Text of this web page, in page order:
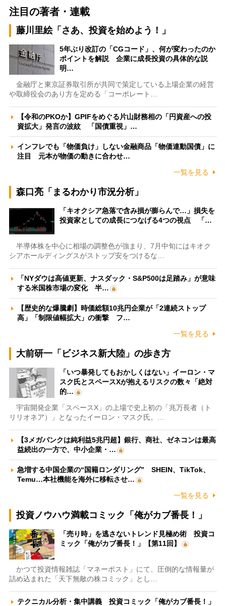
注目の著者・連載
藤川里絵「さあ、投資を始めよう！」
5年ぶり改訂の「CGコード」、何が変わったのか
ポイントを解説 企業に成長投資の具体的な説
明…
金融庁と東京証券取引所が共同で策定している上場企業の経営
や取締役会のあり方を定める「コーポレート…
【令和のPKOか】GPIFをめぐる片山財務相の「円資産への投
資拡大」発言の波紋 「国債重視」…
インフレでも「物価負け」しない金融商品「物価連動国債」に
注目 元本が物価の動きに合わせ…
一覧を見る
森口亮「まるわかり市況分析」
「キオクシア急落で含み損が膨らんで…」損失を
投資家としての成長につなげる4つの視点 「…
半導体株を中心に相場の調整色が強まり、7月中旬にはキオク
シアホールディングスがストップ安をつけるな…
「NYダウは高値更新、ナスダック・S&P500は足踏み」が意味
する米国株市場の変化 半…
【歴史的な爆騰劇】時価総額10兆円企業が「2連続ストップ
高」「制限値幅拡大」の衝撃 フ…
一覧を見る
大前研一「ビジネス新大陸」の歩き方
「いつ暴発してもおかしくはない」イーロン・マ
スク氏とスペースXが抱えるリスクの数々「絶対
的…
宇宙開発企業「スペースX」の上場で史上初の「兆万長者（ト
リリオネア）」となったイーロン・マスク氏。…
【3メガバンクは純利益5兆円超】銀行、商社、ゼネコンは最高
益続出の一方で、中小企業・…
急増する中国企業の“国籍ロンダリング” SHEIN、TikTok、
Temu…本社機能を海外に移転させ…
一覧を見る
投資ノウハウ満載コミック「俺がカブ番長！」
「売り時」を逃さないトレンド見極め術 投資コ
ミック「俺がカブ番長！」【第11回】
かつて投資情報雑誌「マネーポスト」にて、圧倒的な情報量が
詰め込まれた「天下無敵の株コミック」とし…
テクニカル分析・集中講義 投資コミック「俺がカブ番長！」